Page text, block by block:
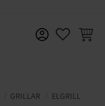
GRILLAR ELGRILL